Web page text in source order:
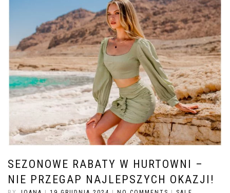
SEZONOWE RABATY W HURTOWNI –
NIE PRZEGAP NAJLEPSZYCH OKAZJI!